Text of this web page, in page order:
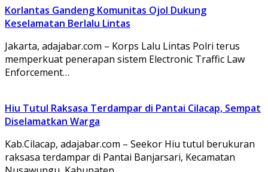
Korlantas Gandeng Komunitas Ojol Dukung
Keselamatan Berlalu Lintas
Jakarta, adajabar.com – Korps Lalu Lintas Polri terus
memperkuat penerapan sistem Electronic Traffic Law
Enforcement…
Hiu Tutul Raksasa Terdampar di Pantai Cilacap, Sempat
Diselamatkan Warga
Kab.Cilacap, adajabar.com – Seekor Hiu tutul berukuran
raksasa terdampar di Pantai Banjarsari, Kecamatan